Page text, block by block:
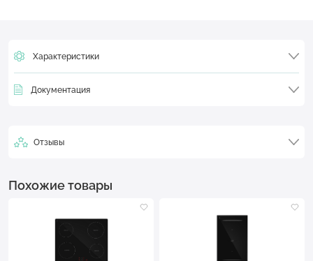
Характеристики
Документация
Отзывы
Похожие товары